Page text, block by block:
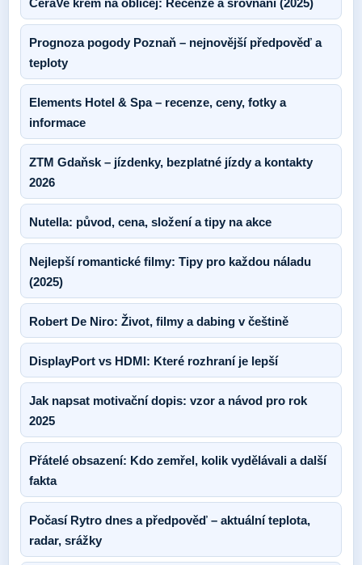
CeraVe krém na obličej: Recenze a srovnání (2025)
Prognoza pogody Poznaň – nejnovější předpověď a
teploty
Elements Hotel & Spa – recenze, ceny, fotky a
informace
ZTM Gdaňsk – jízdenky, bezplatné jízdy a kontakty
2026
Nutella: původ, cena, složení a tipy na akce
Nejlepší romantické filmy: Tipy pro každou náladu
(2025)
Robert De Niro: Život, filmy a dabing v češtině
DisplayPort vs HDMI: Které rozhraní je lepší
Jak napsat motivační dopis: vzor a návod pro rok
2025
Přátelé obsazení: Kdo zemřel, kolik vydělávali a další
fakta
Počasí Rytro dnes a předpověď – aktuální teplota,
radar, srážky